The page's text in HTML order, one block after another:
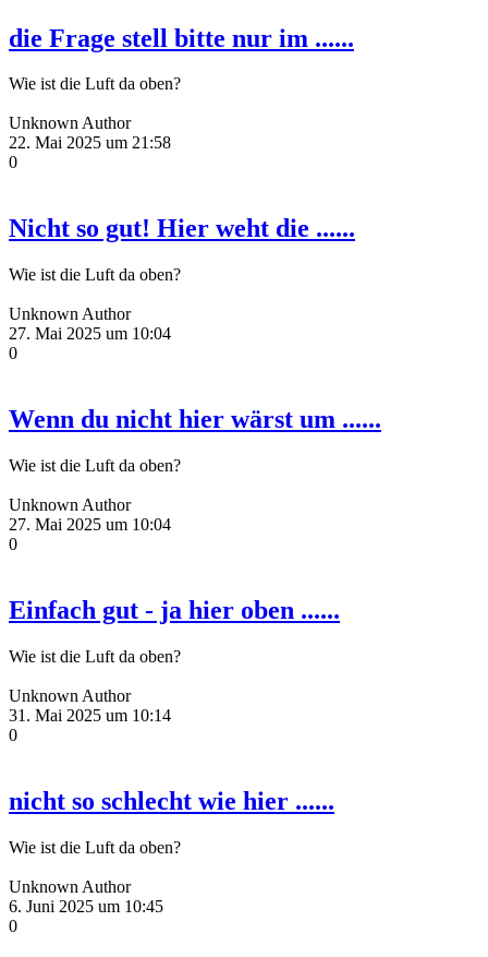
die Frage stell bitte nur im ......
Wie ist die Luft da oben?
Unknown Author
22. Mai 2025 um 21:58
0
Nicht so gut! Hier weht die ......
Wie ist die Luft da oben?
Unknown Author
27. Mai 2025 um 10:04
0
Wenn du nicht hier wärst um ......
Wie ist die Luft da oben?
Unknown Author
27. Mai 2025 um 10:04
0
Einfach gut - ja hier oben ......
Wie ist die Luft da oben?
Unknown Author
31. Mai 2025 um 10:14
0
nicht so schlecht wie hier ......
Wie ist die Luft da oben?
Unknown Author
6. Juni 2025 um 10:45
0